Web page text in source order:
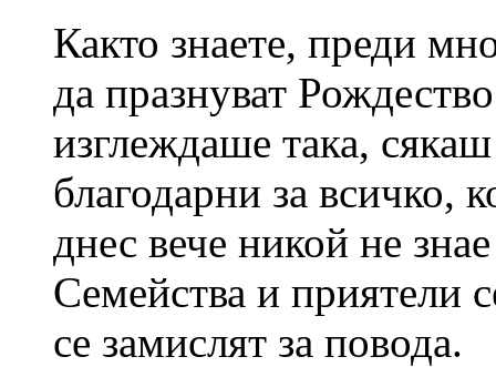
Както знаете, преди
да празнуват
изглеждаше така,
благодарни за всичко,
днес вече никой не
Семейства и приятели
се замислят за повода.